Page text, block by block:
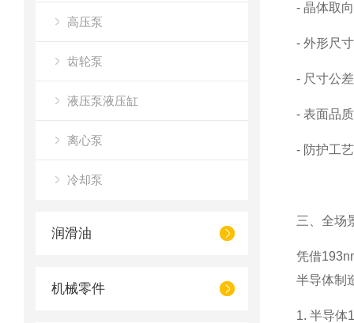
高压泵
齿轮泵
液压泵液压缸
离心泵
冷却泵
润滑油
机械零件
- 晶体取
- 外形尺
- 尺寸公
- 表面品
- 防护工
三、全场
凭借
半导体制
1. 半导体